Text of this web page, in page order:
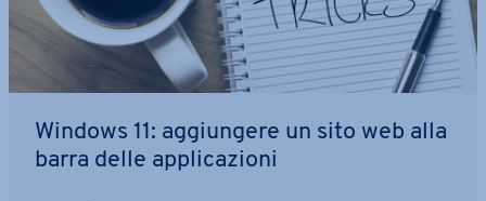
Windows 11: ag­giun­ge­re un sito web alla
barra delle ap­pli­ca­zio­ni